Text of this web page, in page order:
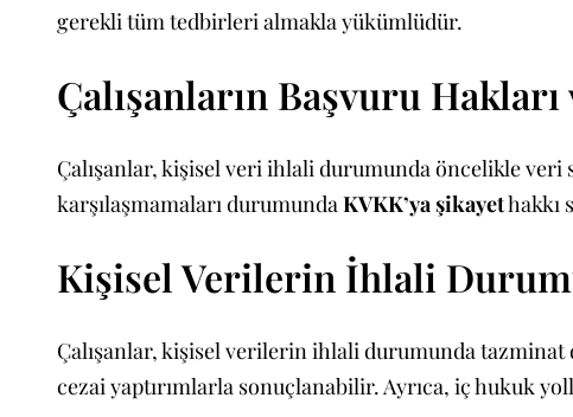
gerekli tüm tedbirleri almakla yükümlüdür.
Çalışanların Başvuru
Çalışanlar, kişisel veri ihlali durumunda öncelikle
karşılaşmamaları durumunda KVKK’ya şikayethakkı
Kişisel Verilerin İhlali
Çalışanlar, kişisel verilerin ihlali durumunda tazminat
cezai yaptırımlarla sonuçlanabilir. Ayrıca, iç hukuk